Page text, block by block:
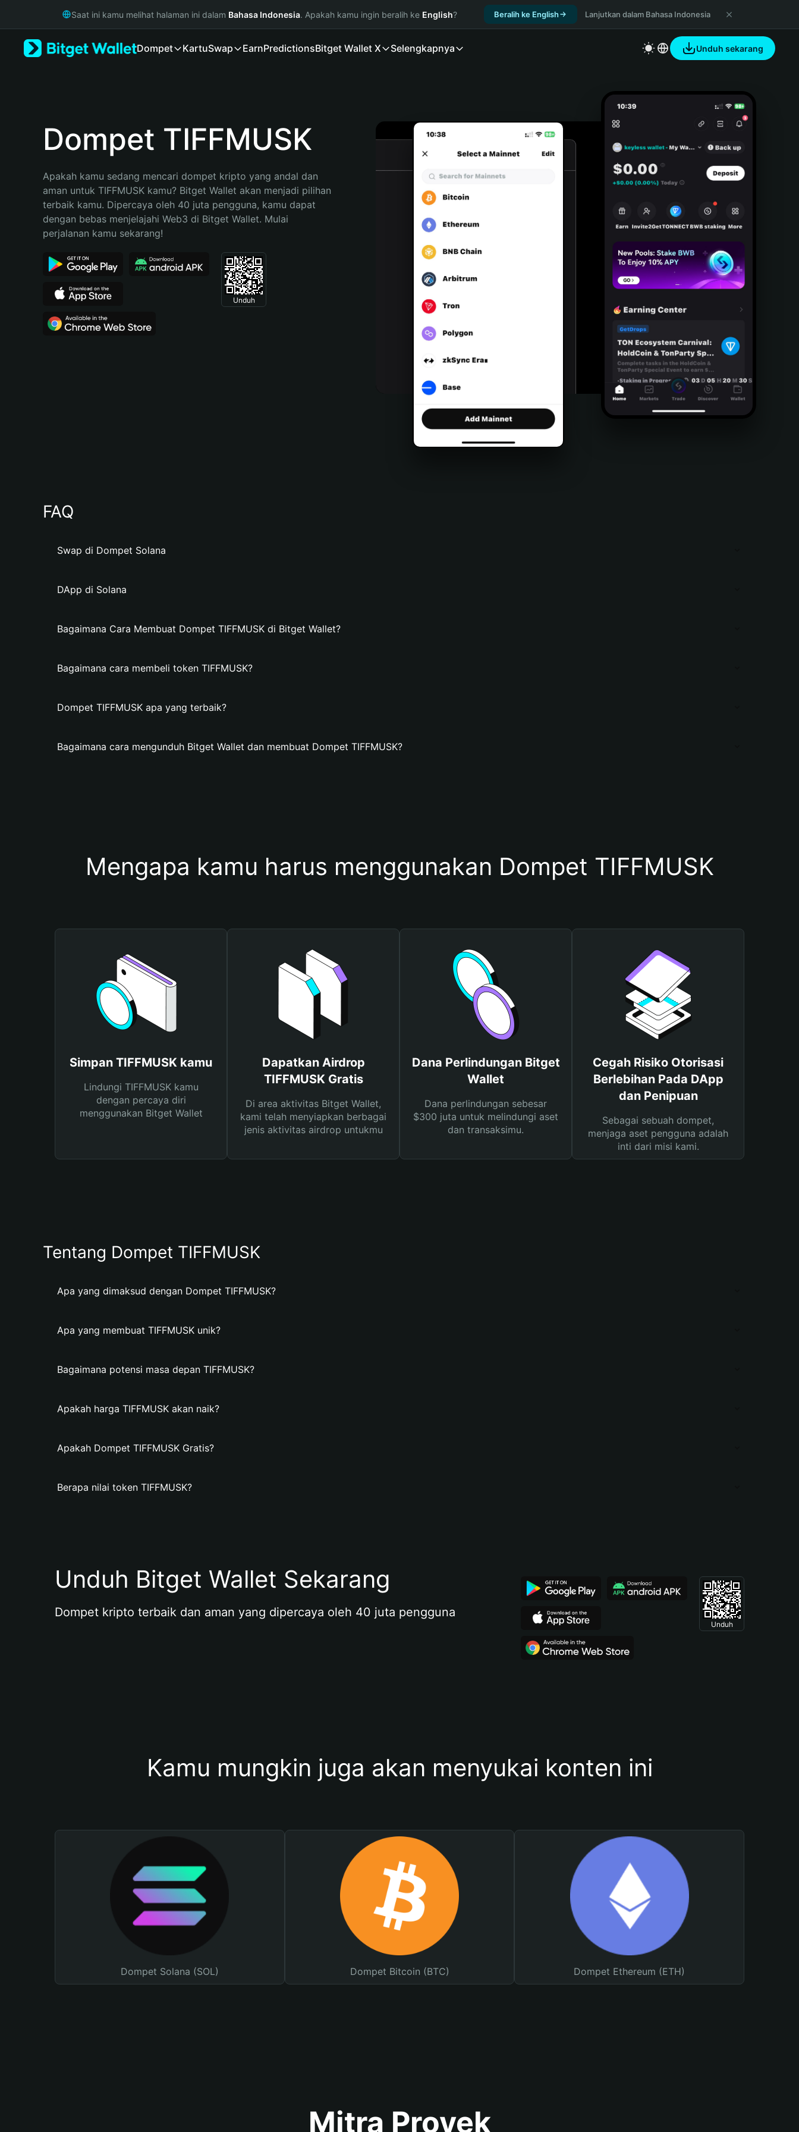
Русский
Bahasa Indonesia
Español (Argentina)
Saat ini kamu melihat halaman ini dalam Bahasa Indonesia. Apakah kamu ingin beralih ke English? Beralih ke English Lanjutkan dalam Bahasa Indonesia
Dompet KartuSwap EarnPredictionsBitget Wallet X Selengkapnya Unduh sekarang
Dompet TIFFMUSK
Apakah kamu sedang mencari dompet kripto yang andal dan
aman untuk TIFFMUSK kamu? Bitget Wallet akan menjadi pilihan
terbaik kamu. Dipercaya oleh 40 juta pengguna, kamu dapat
dengan bebas menjelajahi Web3 di Bitget Wallet. Mulai
perjalanan kamu sekarang!
Unduh
FAQ
Swap di Dompet Solana
DApp di Solana
Bagaimana Cara Membuat Dompet TIFFMUSK di Bitget Wallet?
Bagaimana cara membeli token TIFFMUSK?
Dompet TIFFMUSK apa yang terbaik?
Bagaimana cara mengunduh Bitget Wallet dan membuat Dompet TIFFMUSK?
Mengapa kamu harus menggunakan Dompet TIFFMUSK
Simpan TIFFMUSK kamu
Lindungi TIFFMUSK kamu
dengan percaya diri
menggunakan Bitget Wallet
Dapatkan Airdrop
TIFFMUSK Gratis
Di area aktivitas Bitget Wallet,
kami telah menyiapkan berbagai
jenis aktivitas airdrop untukmu
Dana Perlindungan Bitget
Wallet
Dana perlindungan sebesar
$300 juta untuk melindungi aset
dan transaksimu.
Cegah Risiko Otorisasi
Berlebihan Pada DApp
dan Penipuan
Sebagai sebuah dompet,
menjaga aset pengguna adalah
inti dari misi kami.
Tentang Dompet TIFFMUSK
Apa yang dimaksud dengan Dompet TIFFMUSK?
Apa yang membuat TIFFMUSK unik?
Bagaimana potensi masa depan TIFFMUSK?
Apakah harga TIFFMUSK akan naik?
Apakah Dompet TIFFMUSK Gratis?
Berapa nilai token TIFFMUSK?
Unduh Bitget Wallet Sekarang
Dompet kripto terbaik dan aman yang dipercaya oleh 40 juta pengguna
Unduh
Kamu mungkin juga akan menyukai konten ini
Dompet Solana (SOL) Dompet Bitcoin (BTC) Dompet Ethereum (ETH)
Mitra Proyek